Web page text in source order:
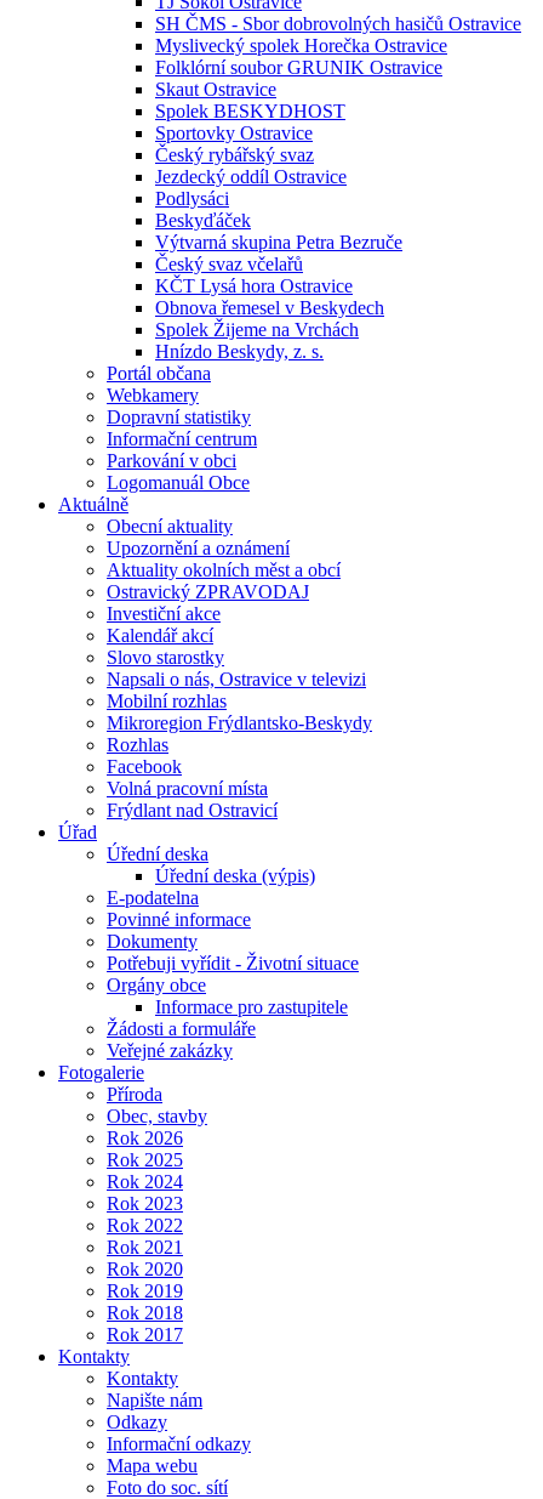
SH ČMS - Sbor dobrovolných hasičů Ostravice
Myslivecký spolek Horečka Ostravice
Folklórní soubor GRUNIK Ostravice
Skaut Ostravice
Spolek BESKYDHOST
Sportovky Ostravice
Český rybářský svaz
Jezdecký oddíl Ostravice
Podlysáci
Beskyďáček
Výtvarná skupina Petra Bezruče
Český svaz včelařů
KČT Lysá hora Ostravice
Obnova řemesel v Beskydech
Spolek Žijeme na Vrchách
Hnízdo Beskydy, z. s.
Portál občana
Webkamery
Dopravní statistiky
Informační centrum
Parkování v obci
Logomanuál Obce
Aktuálně
Obecní aktuality
Upozornění a oznámení
Aktuality okolních měst a obcí
Ostravický ZPRAVODAJ
Investiční akce
Kalendář akcí
Slovo starostky
Napsali o nás, Ostravice v televizi
Mobilní rozhlas
Mikroregion Frýdlantsko-Beskydy
Rozhlas
Facebook
Volná pracovní místa
Frýdlant nad Ostravicí
Úřad
Úřední deska
Úřední deska (výpis)
E-podatelna
Povinné informace
Dokumenty
Potřebuji vyřídit - Životní situace
Orgány obce
Informace pro zastupitele
Žádosti a formuláře
Veřejné zakázky
Fotogalerie
Příroda
Obec, stavby
Rok 2026
Rok 2025
Rok 2024
Rok 2023
Rok 2022
Rok 2021
Rok 2020
Rok 2019
Rok 2018
Rok 2017
Kontakty
Kontakty
Napište nám
Odkazy
Informační odkazy
Mapa webu
Foto do soc. sítí